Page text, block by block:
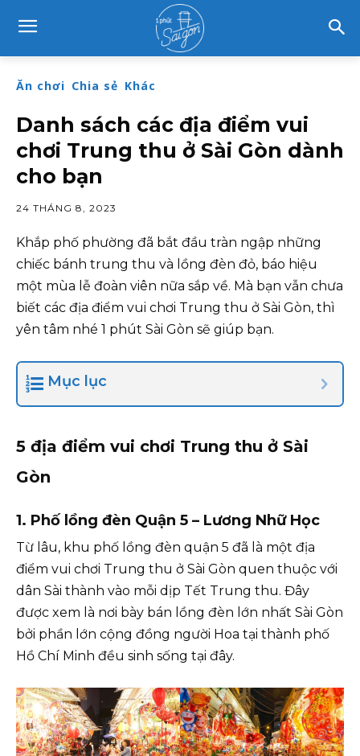
Ăn chơi Chia sẻ Khác
Danh sách các địa điểm vui
chơi Trung thu ở Sài Gòn dành
cho bạn
24 THÁNG 8, 2023
Khắp phố phường đã bắt đầu tràn ngập những
chiếc bánh trung thu và lồng đèn đỏ, báo hiệu
một mùa lễ đoàn viên nữa sắp về. Mà bạn vẫn chưa
biết các địa điểm vui chơi Trung thu ở Sài Gòn, thì
yên tâm nhé 1 phút Sài Gòn sẽ giúp bạn.
Mục lục
5 địa điểm vui chơi Trung thu ở Sài
Gòn
1. Phố lồng đèn Quận 5 – Lương Nhữ Học
Từ lâu, khu phố lồng đèn quận 5 đã là một địa
điểm vui chơi Trung thu ở Sài Gòn quen thuộc với
dân Sài thành vào mỗi dịp Tết Trung thu. Đây
được xem là nơi bày bán lồng đèn lớn nhất Sài Gòn
bởi phần lớn cộng đồng người Hoa tại thành phố
Hồ Chí Minh đều sinh sống tại đây.